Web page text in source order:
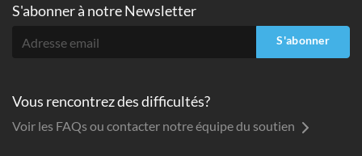
S'abonner à notre Newsletter
S'abonner
Vous rencontrez des difficultés?
Voir les FAQs ou contacter notre équipe du soutien